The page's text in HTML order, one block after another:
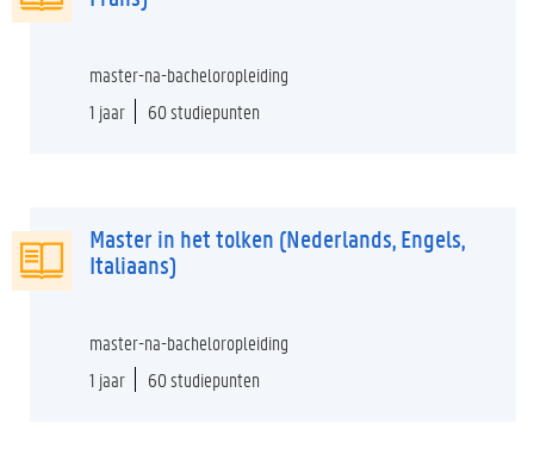
master-na-bacheloropleiding
1 jaar
60 studiepunten
Master in het tolken (Nederlands, Engels,
Italiaans)
master-na-bacheloropleiding
1 jaar
60 studiepunten